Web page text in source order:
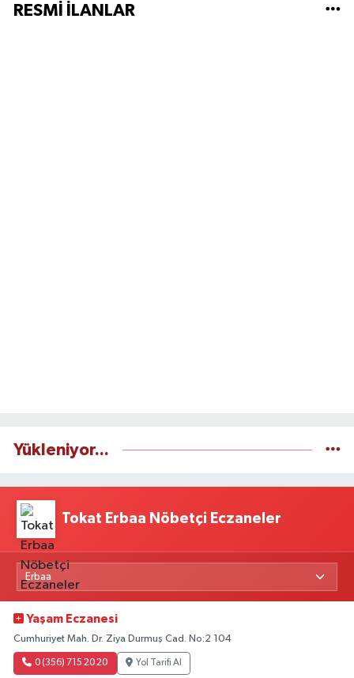
RESMİ İLANLAR
Yükleniyor...
Tokat Erbaa Nöbetçi Eczaneler
Yaşam Eczanesi
Cumhuriyet Mah. Dr. Ziya Durmuş Cad. No:2 104
0 (356) 715 20 20 Yol Tarifi Al